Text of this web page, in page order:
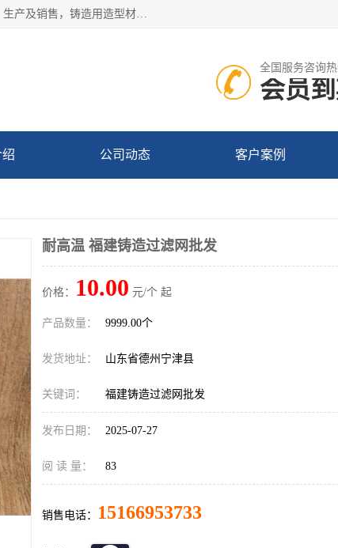
宁津县博涵机械有限公司成立于2016年，注册地位于山东省德州市。经营范围包括：机械设备研发、生产及销售，铸造用造型材料生产、销售，玻璃纤维及制品制造、销售，汽车零配件零售，机械零件、零部件加工，机械零件、零部件销售等；主要产品有：纤维过滤网,陶瓷过滤器,泡沫陶瓷过滤器,耐高温纤维过滤器,铸铁过滤器,铸铜过滤网,铸铝过滤网,铝轮毂过滤网,高效过滤网,高效陶瓷过滤网,高效纤维过滤网。
全国服务咨询
会员
公司动态 客户案例
耐高温 福建铸造过滤网批发
价格： 10.00 元/个 起
产品数量： 9999.00个
发货地址： 山东省德州宁津县
关键词： 福建铸造过滤网批发
发布日期： 2025-07-27
阅 读 量： 83
销售电话： 15166953733